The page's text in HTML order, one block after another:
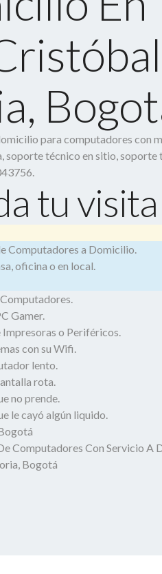
para computadores con
soporte técnico en sitio, soporte
tu visita
Computadores a Domicilio.
oficina o en local.
Gamer.
o Periféricos.
con su Wifi.
lento.
rota.
no prende.
le cayó algún liquido.
Computadores Con Servicio A
Bogotá